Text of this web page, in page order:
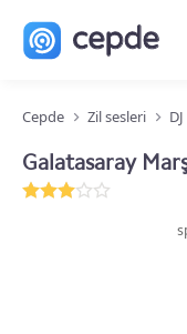
Cepde Zil sesleri
Galatasaray